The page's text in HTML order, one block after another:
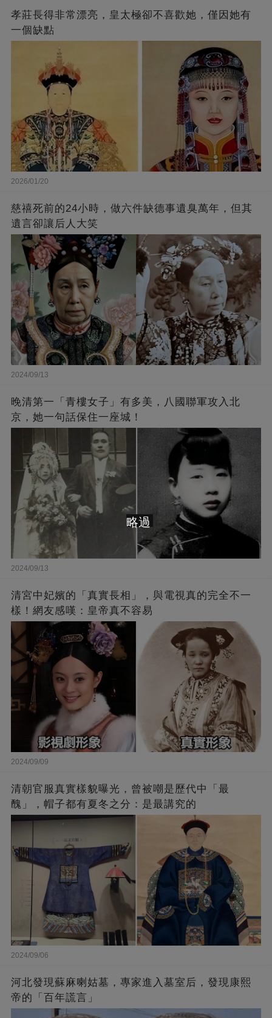
孝莊長得非常漂亮，皇太極卻不喜歡她，僅因她有
一個缺點
2026/01/20
慈禧死前的24小時，做六件缺德事遺臭萬年，但其
遺言卻讓后人大笑
2024/09/13
晚清第一「青樓女子」有多美，八國聯軍攻入北
京，她一句話保住一座城！
2024/09/13
清宮中妃嬪的「真實長相」，與電視真的完全不一
樣！網友感嘆：皇帝真不容易
2024/09/09
清朝官服真實樣貌曝光，曾被嘲是歷代中「最
醜」，帽子都有夏冬之分：是最講究的
2024/09/06
河北發現蘇麻喇姑墓，專家進入墓室后，發現康熙
帝的「百年謊言」
略過